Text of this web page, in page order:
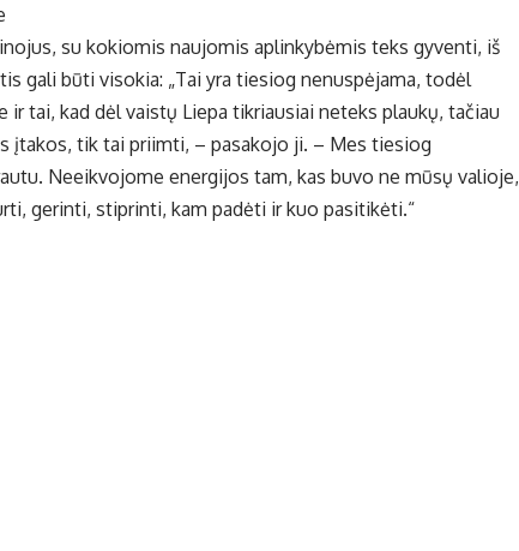
su kokiomis naujomis aplinkybėmis teks gyventi, iš
gali būti visokia: „Tai yra tiesiog nenuspėjama, todėl
tai, kad dėl vaistų Liepa tikriausiai neteks plaukų, tačiau
įtakos, tik tai priimti, – pasakojo ji. – Mes tiesiog
Neeikvojome energijos tam, kas buvo ne mūsų valioje,
gerinti, stiprinti, kam padėti ir kuo pasitikėti.“